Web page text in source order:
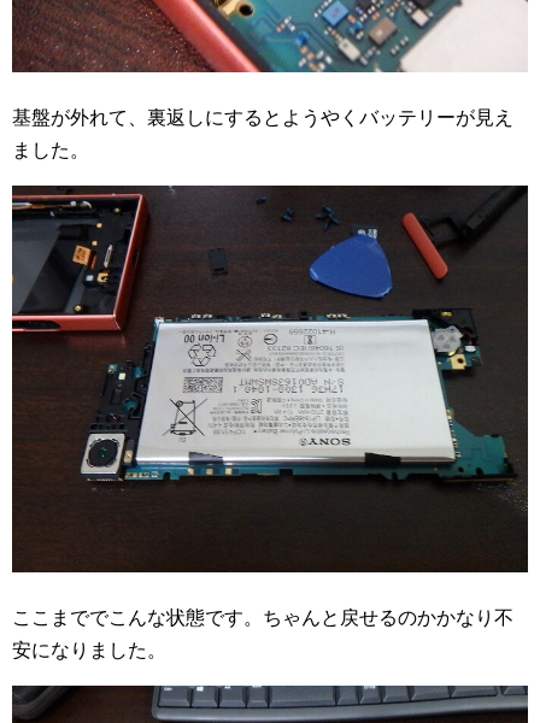
基盤が外れて、裏返しにするとようやくバッテリーが見え
ました。
ここまででこんな状態です。ちゃんと戻せるのかかなり不
安になりました。